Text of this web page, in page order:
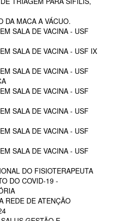
DA MACA A VÁCUO.
SALA DE VACINA - USF
SALA DE VACINA - USF IX
SALA DE VACINA - USF
SALA DE VACINA - USF
SALA DE VACINA - USF
SALA DE VACINA - USF
SALA DE VACINA - USF
DO FISIOTERAPEUTA
DO COVID-19 -
REDE DE ATENÇÃO